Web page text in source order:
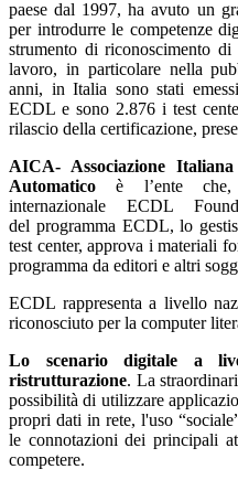
paese dal 1997, ha avuto un
per introdurre le competenze
strumento di riconoscimento
lavoro, in particolare nella
anni, in Italia sono stati
ECDL e sono 2.876 i test
rilascio della certificazione,
AICA- Associazione
Automaticoè l’ente che,
internazionale ECDL
del programma ECDL, lo
test center, approva i materiali
programma da editori e altri
ECDL rappresenta a livello
riconosciuto per la computer
Lo scenario digitale a
ristrutturazione. La
possibilità di utilizzare
propri dati in rete, l'uso
le connotazioni dei principali
competere.